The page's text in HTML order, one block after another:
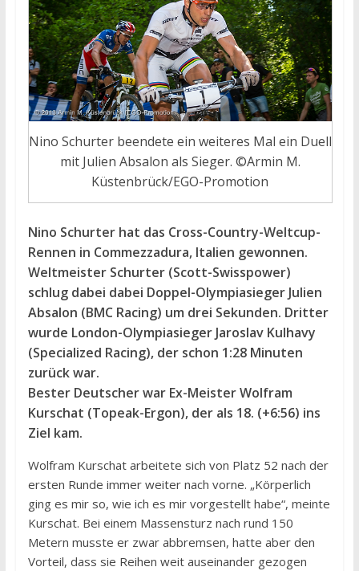
Nino Schurter beendete ein weiteres Mal ein Duell
mit Julien Absalon als Sieger. ©Armin M.
Küstenbrück/EGO-Promotion
Nino Schurter hat das Cross-Country-Weltcup-
Rennen in Commezzadura, Italien gewonnen.
Weltmeister Schurter (Scott-Swisspower)
schlug dabei dabei Doppel-Olympiasieger Julien
Absalon (BMC Racing) um drei Sekunden. Dritter
wurde London-Olympiasieger Jaroslav Kulhavy
(Specialized Racing), der schon 1:28 Minuten
zurück war.
Bester Deutscher war Ex-Meister Wolfram
Kurschat (Topeak-Ergon), der als 18. (+6:56) ins
Ziel kam.
Wolfram Kurschat arbeitete sich von Platz 52 nach der
ersten Runde immer weiter nach vorne. „Körperlich
ging es mir so, wie ich es mir vorgestellt habe“, meinte
Kurschat. Bei einem Massensturz nach rund 150
Metern musste er zwar abbremsen, hatte aber den
Vorteil, dass sie Reihen weit auseinander gezogen